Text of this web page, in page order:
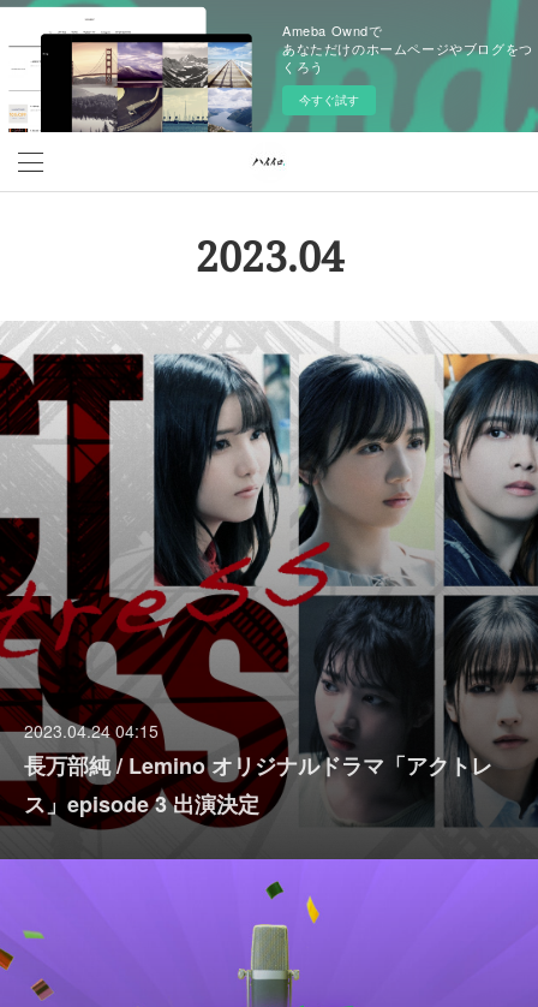
Ameba Owndで
あなただけのホームページやブログをつ
くろう
今すぐ試す
2023.04
2023.04.24 04:15
長万部純 / Lemino オリジナルドラマ「アクトレ
ス」episode 3 出演決定